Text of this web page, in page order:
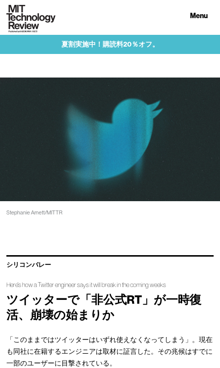
Menu
夏割実施中！購読料20％オフ。
Stephanie Arnett/MITTR
シリコンバレー
Here's how a Twitter engineer says it will break in the coming weeks
ツイッターで「非公式RT」が一時復
活、崩壊の始まりか
「このままではツイッターはいずれ使えなくなってしまう」。現在
も同社に在籍するエンジニアは取材に証言した。その兆候はすでに
一部のユーザーに目撃されている。